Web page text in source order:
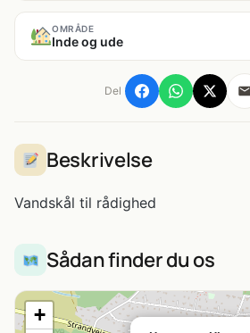
OMRÅDE
Inde og ude
Del
Beskrivelse
Vandskål til rådighed
Sådan finder du os
+